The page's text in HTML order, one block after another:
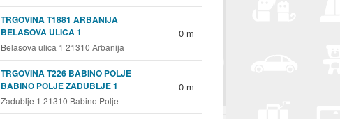
TRGOVINA T1881 ARBANIJA
BELASOVA ULICA 1
Belasova ulica 1 21310 Arbanija
0 m
TRGOVINA T226 BABINO POLJE
BABINO POLJE ZADUBLJE 1
Zadublje 1 21310 Babino Polje
0 m